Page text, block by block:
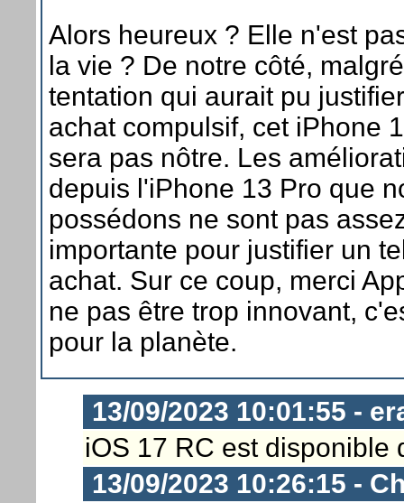
Alors heureux ? Elle n'est
la vie ? De notre côté,
tentation qui aurait pu
achat compulsif, cet iPhone
sera pas nôtre. Les
depuis l'iPhone 13 Pro que
possédons ne sont pas
importante pour justifier un
achat. Sur ce coup, merci
ne pas être trop innovant,
pour la planète.
13/09/2023 10:01:55 -
iOS 17 RC est disponible
13/09/2023 10:26:15 -